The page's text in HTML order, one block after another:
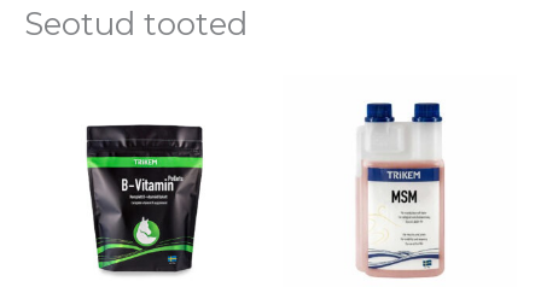
Seotud tooted
kuni
€47.90